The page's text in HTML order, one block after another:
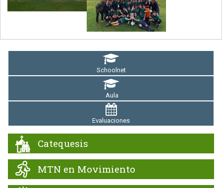
Schoolnet
Aula
Evaluaciones
Catequesis
MTN en Movimiento